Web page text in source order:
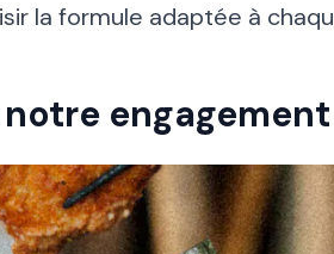
la formule adaptée à
engagement